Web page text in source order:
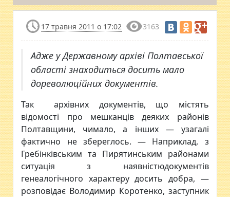
17 травня 2011 о 17:02 3163
Адже у Державному архіві Полтавської
області знаходиться досить мало
дореволюційних документів.
Так архівних документів, що містять
відомості про мешканців деяких районів
Полтавщини, чимало, а інших — узагалі
фактично не збереглось. — Наприклад, з
Гребінківським та Пирятинським районами
ситуація з наявністюдокументів
генеалогічного характеру досить добра, —
розповідає Володимир Коротенко, заступник